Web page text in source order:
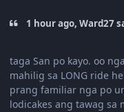
1 hour ago, Ward27
taga San po kayo. oo
mahilig sa LONG ride
prang familiar nga po
lodicakes ang tawag sa